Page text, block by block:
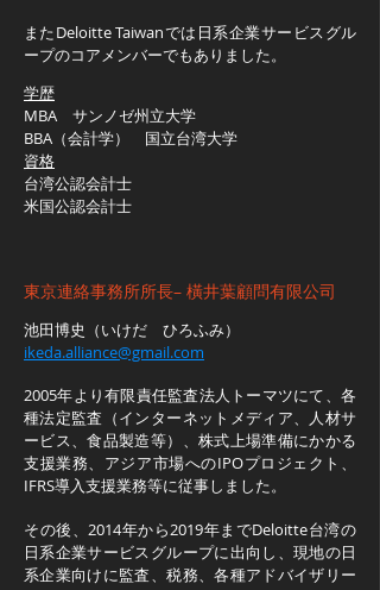
またDeloitte Taiwanでは日系企業サービスグル
ープのコアメンバーでもありました。
学歴
MBA サンノゼ州立大学
BBA（会計学） 国立台湾大学
資格
台湾公認会計士
米国公認会計士
東京連絡事務所所長– 橫井葉顧問有限公司
池田博史（いけだ ひろふみ）
ikeda.alliance@gmail.com
2005年より有限責任監査法人トーマツにて、各
種法定監査（インターネットメディア、人材サ
ービス、食品製造等）、株式上場準備にかかる
支援業務、アジア市場へのIPOプロジェクト、
IFRS導入支援業務等に従事しました。
その後、2014年から2019年までDeloitte台湾の
日系企業サービスグループに出向し、現地の日
系企業向けに監査、税務、各種アドバイザリー